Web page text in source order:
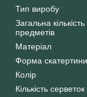
Тип виробу
Загальна кількість
предметів
Матеріал
Форма скатертини
Колір
Кількість серветок